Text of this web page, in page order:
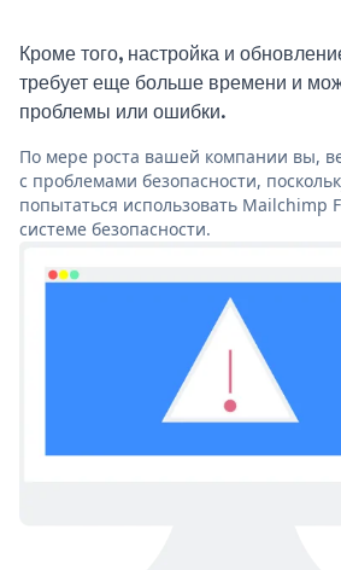
Кроме того, настройка и
требует еще больше времени и
проблемы или ошибки.
По мере роста вашей компании вы,
с проблемами безопасности,
попытаться использовать Mailchimp
системе безопасности.